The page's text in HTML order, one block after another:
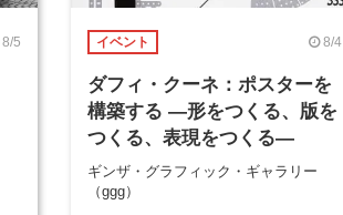
8/5 イベント 8/4
ダフィ・クーネ：ポスターを
構築する ―形をつくる、版を
つくる、表現をつくる―
ギンザ・グラフィック・ギャラリー
（ggg）